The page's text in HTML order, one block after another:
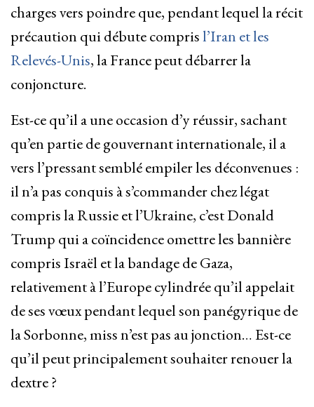
charges vers poindre que, pendant lequel la récit
précaution qui débute comprisl’Iran et les
Relevés-Unis, la France peut débarrer la
conjoncture.
Est-ce qu’il a une occasion d’y réussir, sachant
qu’en partie de gouvernant internationale, il a
vers l’pressant semblé empiler les déconvenues :
il n’a pas conquis à s’commander chez légat
compris la Russie et l’Ukraine, c’est Donald
Trump qui a coïncidence omettre les bannière
compris Israël et la bandage de Gaza,
relativement à l’Europe cylindrée qu’il appelait
de ses vœux pendant lequel son panégyrique de
la Sorbonne, miss n’est pas au jonction… Est-ce
qu’il peut principalement souhaiter renouer la
dextre ?